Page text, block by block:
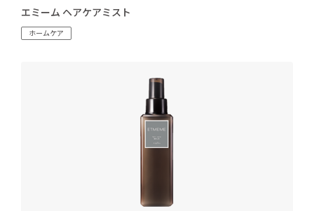
エミーム ヘアケアミスト
ホームケア